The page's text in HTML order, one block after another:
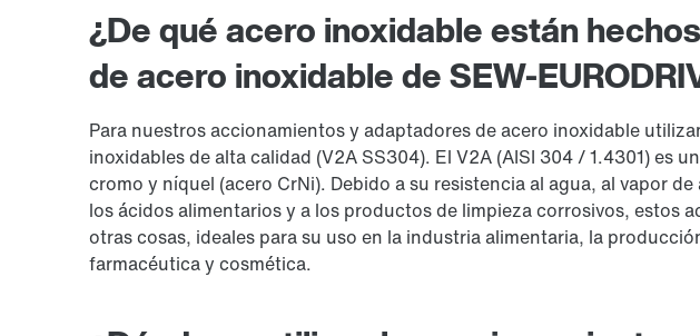
¿De qué acero inoxidable están
de acero inoxidable de SEW-
Para nuestros accionamientos y adaptadores de acero inoxidable
inoxidables de alta calidad (V2A SS304). El V2A (AISI 304 / 1.4301) es
cromo y níquel (acero CrNi). Debido a su resistencia al agua, al vapor
los ácidos alimentarios y a los productos de limpieza corrosivos, estos
otras cosas, ideales para su uso en la industria alimentaria, la
farmacéutica y cosmética.